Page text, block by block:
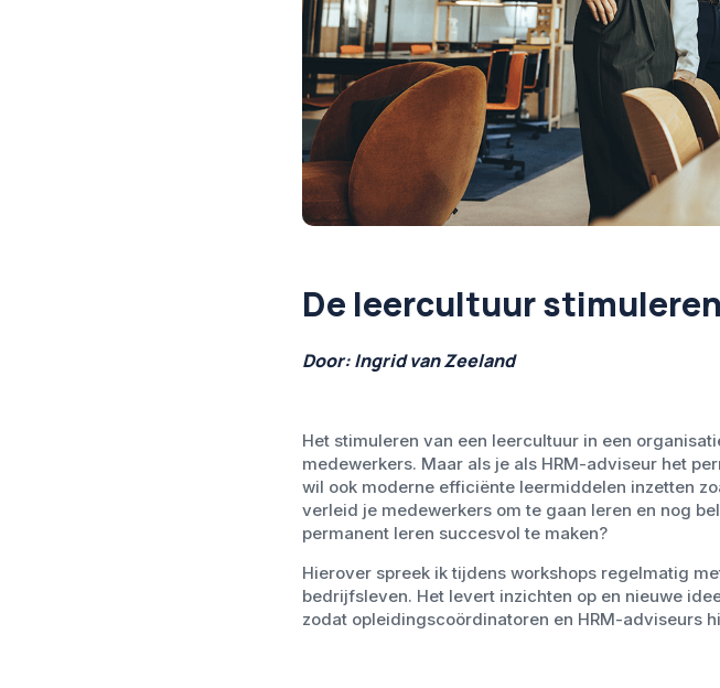
De leercultuur stimuleren
Door: Ingrid van Zeeland
Het stimuleren van een leercultuur in een
medewerkers. Maar als je als HRM-adviseur het
wil ook moderne efficiënte leermiddelen inzetten
verleid je medewerkers om te gaan leren en nog
permanent leren succesvol te maken?
Hierover spreek ik tijdens workshops regelmatig
bedrijfsleven. Het levert inzichten op en nieuwe
zodat opleidingscoördinatoren en HRM-adviseurs